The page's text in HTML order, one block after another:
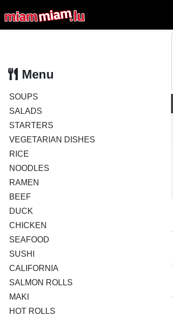
Menu
SOUPS
SALADS
STARTERS
VEGETARIAN DISHES
RICE
NOODLES
RAMEN
BEEF
DUCK
CHICKEN
SEAFOOD
SUSHI
CALIFORNIA
SALMON ROLLS
MAKI
HOT ROLLS